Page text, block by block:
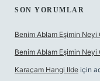
SON YORUMLAR
Benim Ablam Eşimin Neyi
Benim Ablam Eşimin Neyi
Karaçam Hangi Ilde için